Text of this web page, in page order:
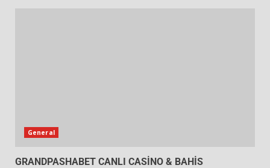
General
GRANDPASHABET CANLI CASİNO & BAHİS